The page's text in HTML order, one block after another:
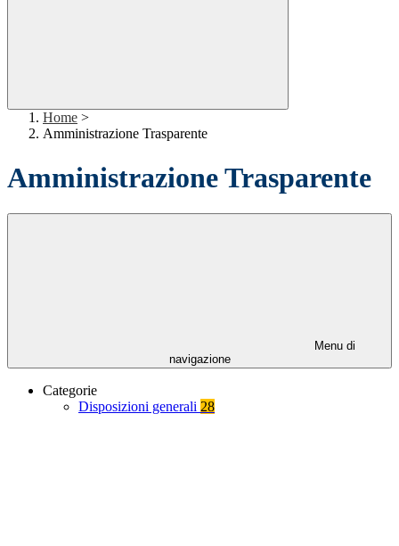
Home >
Amministrazione Trasparente
Amministrazione Trasparente
Menu di
navigazione
Categorie
Disposizioni generali 28